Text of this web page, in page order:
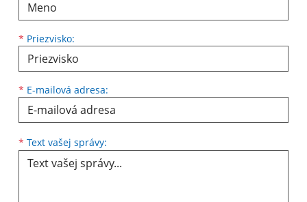
* Priezvisko:
* E-mailová adresa:
* Text vašej správy: